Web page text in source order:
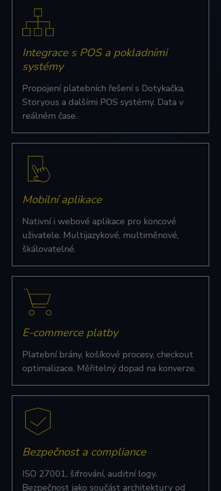
Integrace s POS a pokladními
systémy
Propojení platebních řešení s Dotykačka,
Storyous a dalšími POS systémy. Data v
reálném čase.
Mobilní aplikace
Nativní i webové aplikace pro koncové
uživatele. Multijazykové, multiměnové,
škálovatelné.
E-commerce platby
Platební brány, košíkové procesy, checkout
optimalizace. Měřitelný dopad na konverze.
Bezpečnost a compliance
ISO 27001, šifrování, auditní logy.
Bezpečnost jako součást architektury od